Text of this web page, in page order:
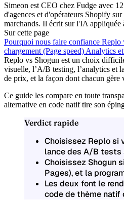
Simeon est CEO chez Fudge avec
d'agences et d'opérateurs Shopify
marchands. Il écrit sur l'IA appliquée
Sur cette page
Pourquoi nous faire confiance Replo
chargement (Page speed) Analytics
Replo vs Shogun est un choix
visuelle, l’A/B testing, l’analytics et
de prix, et la façon dont chacun gère
Ce guide les compare en toute
alternative en code natif tire son
Verdict rapide
Choisissez Replosi
lance des A/B tests
Choisissez Shogun
Pages), et la
Les deux font le
code de thème